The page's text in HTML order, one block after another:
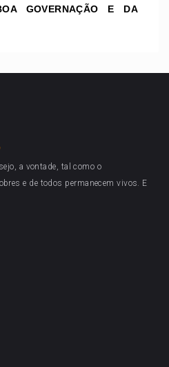
GOVERNAÇÃO E DA
a vontade, tal como o
e de todos permanecem vivos. E